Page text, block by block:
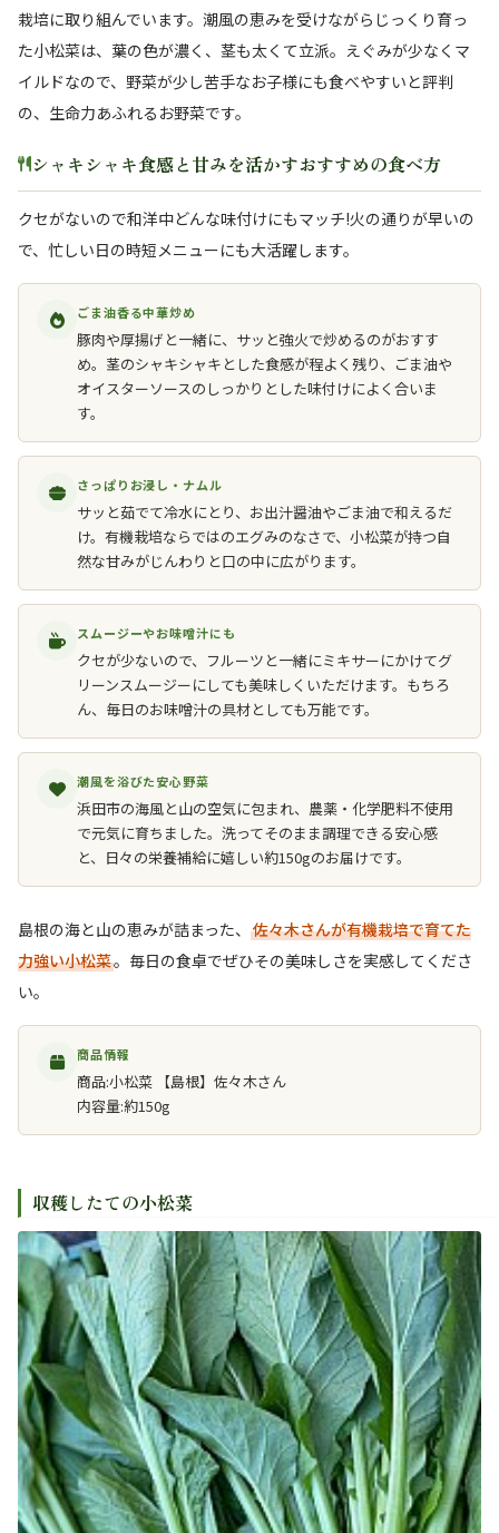
栽培に取り組んでいます。潮風の恵みを受けながらじっくり育っ
た小松菜は、葉の色が濃く、茎も太くて立派。えぐみが少なくマ
イルドなので、野菜が少し苦手なお子様にも食べやすいと評判
の、生命力あふれるお野菜です。
シャキシャキ食感と甘みを活かすおすすめの食べ方
クセがないので和洋中どんな味付けにもマッチ!火の通りが早いの
で、忙しい日の時短メニューにも大活躍します。
ごま油香る中華炒め
豚肉や厚揚げと一緒に、サッと強火で炒めるのがおすす
め。茎のシャキシャキとした食感が程よく残り、ごま油や
オイスターソースのしっかりとした味付けによく合いま
す。
さっぱりお浸し・ナムル
サッと茹でて冷水にとり、お出汁醤油やごま油で和えるだ
け。有機栽培ならではのエグみのなさで、小松菜が持つ自
然な甘みがじんわりと口の中に広がります。
スムージーやお味噌汁にも
クセが少ないので、フルーツと一緒にミキサーにかけてグ
リーンスムージーにしても美味しくいただけます。もちろ
ん、毎日のお味噌汁の具材としても万能です。
潮風を浴びた安心野菜
浜田市の海風と山の空気に包まれ、農薬・化学肥料不使用
で元気に育ちました。洗ってそのまま調理できる安心感
と、日々の栄養補給に嬉しい約150gのお届けです。
島根の海と山の恵みが詰まった、 佐々木さんが有機栽培で育てた
力強い小松菜。毎日の食卓でぜひその美味しさを実感してくださ
い。
商品情報
商品:小松菜 【島根】佐々木さん
内容量:約150g
収穫したての小松菜